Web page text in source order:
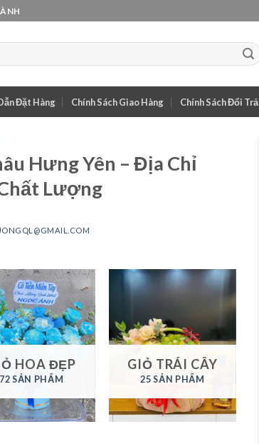
Đặt Hàng Chính Sách Giao Hàng Chính Sách Đổi Trả
Hưng Yên – Địa Chỉ
Lượng
HOA ĐẸP
72 SẢN PHẨM
GIỎ TRÁI CÂY
25 SẢN PHẨM